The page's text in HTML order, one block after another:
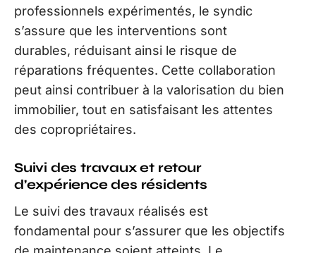
professionnels expérimentés, le syndic
s’assure que les interventions sont
durables, réduisant ainsi le risque de
réparations fréquentes. Cette collaboration
peut ainsi contribuer à la valorisation du bien
immobilier, tout en satisfaisant les attentes
des copropriétaires.
Suivi des travaux et retour
d’expérience des résidents
Le suivi des travaux réalisés est
fondamental pour s’assurer que les objectifs